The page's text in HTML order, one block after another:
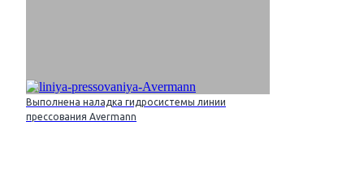
Выполнена наладка гидросистемы линии
прессования Avermann